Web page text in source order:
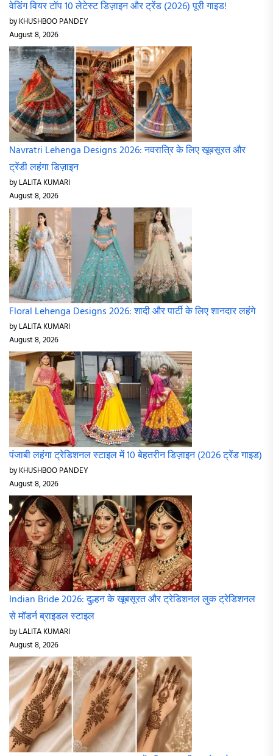
वेडिंग वियर टॉप 10 लेटेस्ट डिज़ाइन और ट्रेंड (2026) पूरी गाइड!
by KHUSHBOO PANDEY
August 8, 2026
Navratri Lehenga Designs 2026: नवरात्रि के लिए खूबसूरत और
ट्रेंडी लहंगा डिज़ाइन
by LALITA KUMARI
August 8, 2026
Floral Lehenga Designs 2026: शादी और पार्टी के लिए शानदार लहंगे
by LALITA KUMARI
August 8, 2026
पंजाबी लहंगा ट्रेडिशनल स्टाइल में 10 बेहतरीन डिज़ाइन (2026 ट्रेंड गाइड)
by KHUSHBOO PANDEY
August 8, 2026
Indian Bride 2026: दुल्हन के खूबसूरत और ट्रेडिशनल लुक ट्रेडिशनल
से मॉडर्न ब्राइडल स्टाइल
by LALITA KUMARI
August 8, 2026